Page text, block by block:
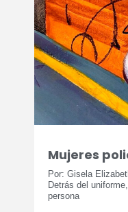
Mujeres
Por: Gisela
Detrás del
persona